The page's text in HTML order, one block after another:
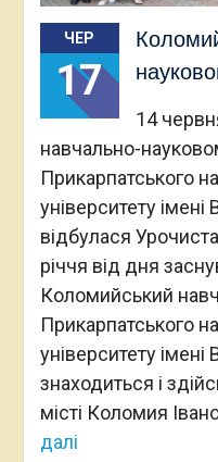
ЧЕР
17
14
навчально-
Прикарпатського
університету
відбулася
річчя від дня
Коломийський
Прикарпатського
університету
знаходиться і
місті Коломия
далі